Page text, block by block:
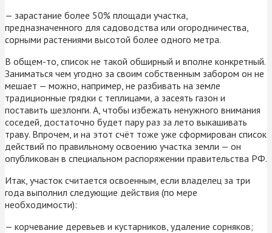
— зарастание более 50% площади участка,
предназначенного для садоводства или огородничества,
сорными растениями высотой более одного метра.
В общем-то, список не такой обширный и вполне конкретный.
Заниматься чем угодно за своим собственным забором он не
мешает — можно, например, не разбивать на земле
традиционные грядки с теплицами, а засеять газон и
поставить шезлонги. А, чтобы избежать ненужного внимания
соседей, достаточно будет пару раз за лето выкашивать
траву. Впрочем, и на этот счёт тоже уже сформирован список
действий по правильному освоению участка земли — он
опубликован в специальном распоряжении правительства РФ.
Итак, участок считается освоенным, если владелец за три
года выполнил следующие действия (по мере
необходимости):
— корчевание деревьев и кустарников, удаление сорняков;